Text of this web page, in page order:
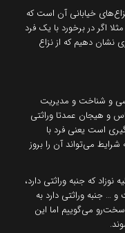
خیابانی آن است که
اگر در برخورد با یک فرد
نشان دهیم که از نزاع
و شناخت و مدیریت
و هیجان عمدتا وراثتی
است یعنی فرد با
می‌تواند آن را بروز
نوزاد که جنبه وراثتی دارد،
… جنبه وراثتی دارد به
می‌گوییم اما این